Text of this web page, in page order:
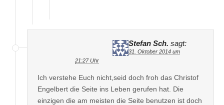
Stefan Sch. sagt:
31. Oktober 2014 um
21:27 Uhr
Ich verstehe Euch nicht,seid doch froh das Christof
Engelbert die Seite ins Leben gerufen hat. Die
einzigen die am meisten die Seite benutzen ist doch